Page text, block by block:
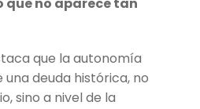
que la autonomía
deuda histórica, no
sino a nivel de la